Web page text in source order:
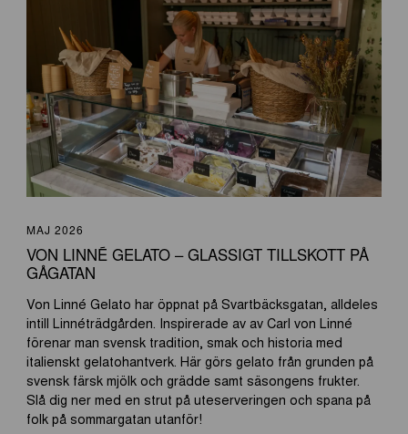
MAJ 2026
VON LINNÉ GELATO – GLASSIGT TILLSKOTT PÅ
GÅGATAN
Von Linné Gelato har öppnat på Svartbäcksgatan, alldeles
intill Linnéträdgården. Inspirerade av av Carl von Linné
förenar man svensk tradition, smak och historia med
italienskt gelatohantverk. Här görs gelato från grunden på
svensk färsk mjölk och grädde samt säsongens frukter.
Slå dig ner med en strut på uteserveringen och spana på
folk på sommargatan utanför!